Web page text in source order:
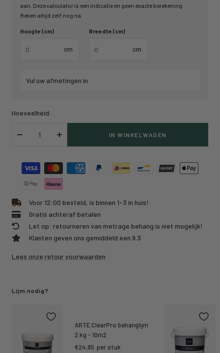
aan. Deze calculator is een indicatie en geen exacte berekening.
Reken altijd zelf nog na.
Hoogte (cm)
cm
Breedte (cm)
cm
Vul uw afmetingen in
Hoeveelheid:
Verlaag
Verhoog
IN WINKELWAGEN
Voor 12:00 besteld, is binnen 1-3 in huis!
Gratis achteraf betalen
Let op: retourneren van metrage behang is niet mogelijk!
Klanten geven ons gemiddeld een 9.3
Lees onze retour voorwaarden
Lijm nodig?
ARTE ClearPro behanglijm
2 kg - 10m2
Kortings
€24,95 per stuk